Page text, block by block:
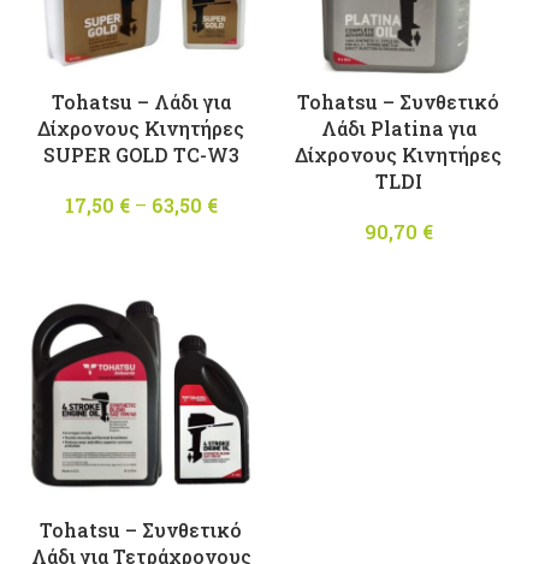
Tohatsu – Λάδι για
Δίχρονους Kινητήρες
SUPER GOLD TC-W3
17,50 € – 63,50 €
Tohatsu – Συνθετικό
Λάδι Platina για
Δίχρονους Kινητήρες
TLDI
90,70 €
Tohatsu – Συνθετικό
Λάδι για Τετράχρονους